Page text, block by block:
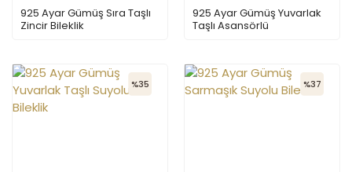
925 Ayar Gümüş Sıra Taşlı
Zincir Bileklik
925 Ayar Gümüş Yuvarlak
Taşlı Asansörlü
%35 %37